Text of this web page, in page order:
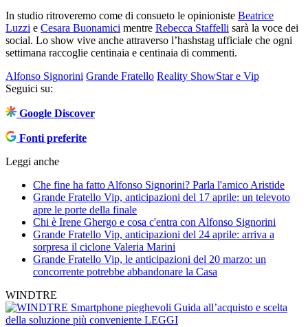
In studio ritroveremo come di consueto le opinioniste Beatrice
Luzzi e Cesara Buonamici mentre Rebecca Staffelli sarà la voce dei
social. Lo show vive anche attraverso l’hashstag ufficiale che ogni
settimana raccoglie centinaia e centinaia di commenti.
Alfonso Signorini Grande Fratello Reality ShowStar e Vip
Seguici su:
Google Discover
Fonti preferite
Leggi anche
Che fine ha fatto Alfonso Signorini? Parla l'amico Aristide
Grande Fratello Vip, anticipazioni del 17 aprile: un televoto
apre le porte della finale
Chi è Irene Ghergo e cosa c'entra con Alfonso Signorini
Grande Fratello Vip, anticipazioni del 24 aprile: arriva a
sorpresa il ciclone Valeria Marini
Grande Fratello Vip, le anticipazioni del 20 marzo: un
concorrente potrebbe abbandonare la Casa
WINDTRE
Smartphone pieghevoli Guida all’acquisto e scelta
della soluzione più conveniente LEGGI